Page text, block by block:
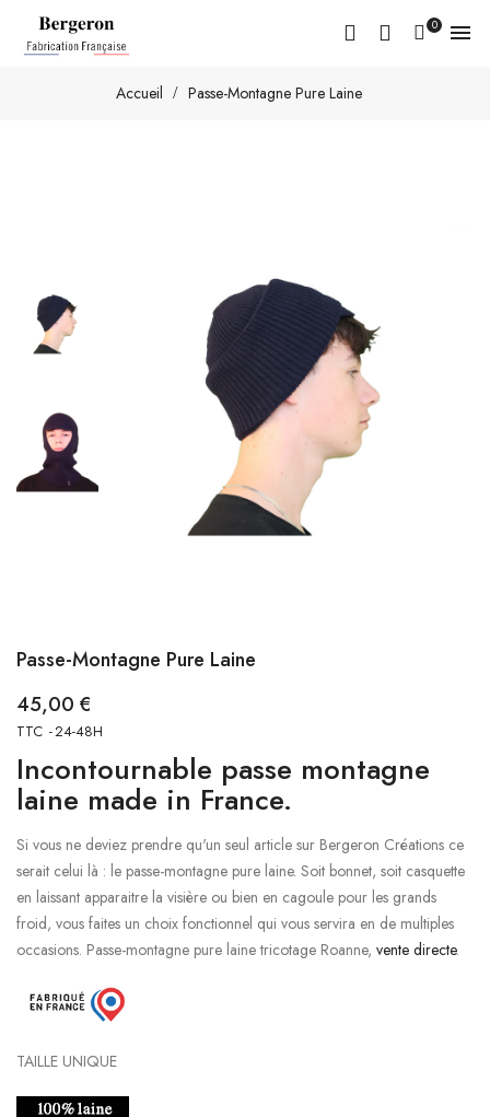
0 
Accueil Passe-Montagne Pure Laine
Passe-Montagne Pure Laine
45,00 €
TTC 24-48H
Incontournable passe montagne
laine made in France.
Si vous ne deviez prendre qu'un seul article sur Bergeron Créations ce
serait celui là : le passe-montagne pure laine. Soit bonnet, soit casquette
en laissant apparaitre la visière ou bien en cagoule pour les grands
froid, vous faites un choix fonctionnel qui vous servira en de multiples
occasions. Passe-montagne pure laine tricotage Roanne, vente directe.
TAILLE UNIQUE